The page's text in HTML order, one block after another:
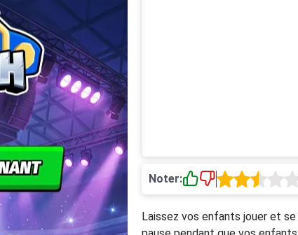
Noter:
Laissez vos enfants jouer et